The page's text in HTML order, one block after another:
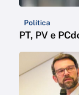
Política
PT, PV e